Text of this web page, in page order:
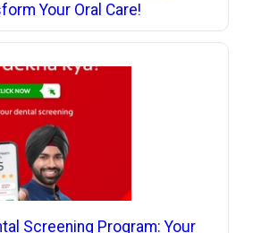
Your Oral Care!
Screening Program: Your